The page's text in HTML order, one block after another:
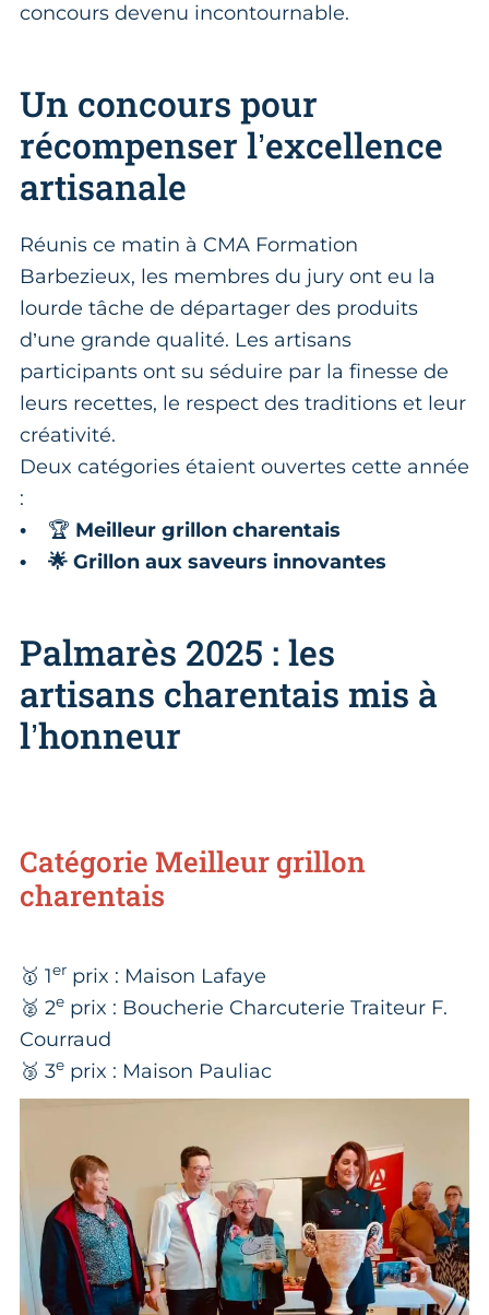
concours devenu incontournable.
Un concours pour
récompenser l’excellence
artisanale
Réunis ce matin à CMA Formation
Barbezieux, les membres du jury ont eu la
lourde tâche de départager des produits
d’une grande qualité. Les artisans
participants ont su séduire par la finesse de
leurs recettes, le respect des traditions et leur
créativité.
Deux catégories étaient ouvertes cette année
:
• 🏆 Meilleur grillon charentais
• 🌟 Grillon aux saveurs innovantes
Palmarès 2025 : les
artisans charentais mis à
l’honneur
Catégorie Meilleur grillon
charentais
🥇 1er prix : Maison Lafaye
🥈 2e prix : Boucherie Charcuterie Traiteur F.
Courraud
🥉 3e prix : Maison Pauliac